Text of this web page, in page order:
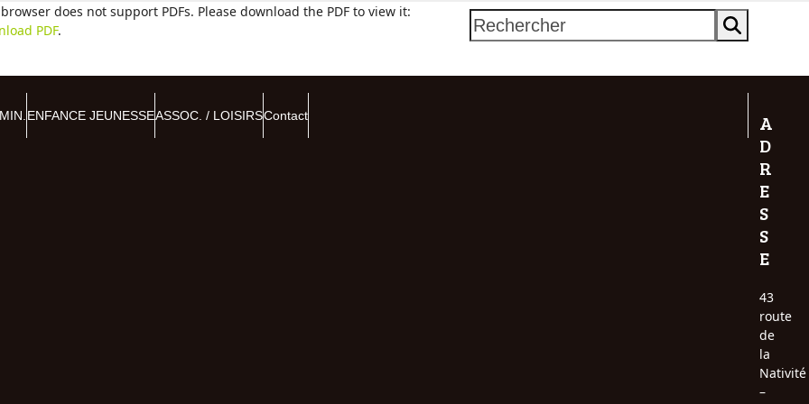
Rechercher
ENFANCE JEUNESSEASSOC. / LOISIRSContact
does not support PDFs. Please download the PDF to view it:
PDF.
A
D
R
E
S
S
E
43
route
de
la
Nativité
–